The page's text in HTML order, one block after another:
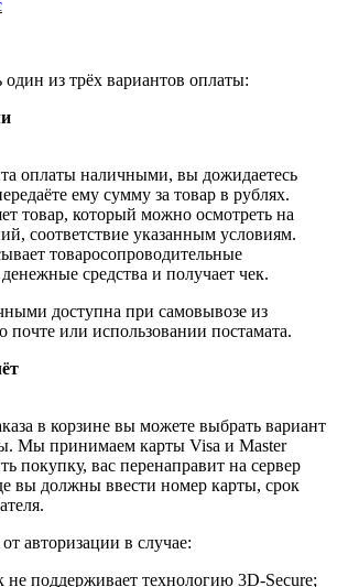
из трёх вариантов оплаты:
оплаты наличными, вы дожидаетесь
ему сумму за товар в рублях.
товар, который можно осмотреть на
соответствие указанным условиям.
товаросопроводительные
средства и получает чек.
доступна при самовывозе из
почте или использовании постамата.
в корзине вы можете выбрать вариант
Мы принимаем карты Visa и Master
покупку, вас перенаправит на сервер
вы должны ввести номер карты, срок
авторизации в случае:
не поддерживает технологию 3D-Secure;